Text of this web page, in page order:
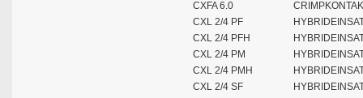
CXFA 6.0
CXL 2/4 PF
CXL 2/4 PFH
CXL 2/4 PM
CXL 2/4 PMH
CXL 2/4 SF